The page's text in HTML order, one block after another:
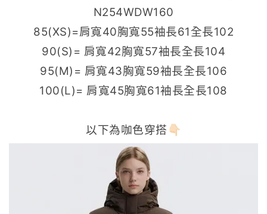
N254WDW160
85(XS)=肩寬40胸寬55袖長61全長102
90(S)= 肩寬42胸寬57袖長全長104
95(M)= 肩寬43胸寬59袖長全長106
100(L)= 肩寬45胸寬61袖長全長108
以下為咖色穿搭👇🏻